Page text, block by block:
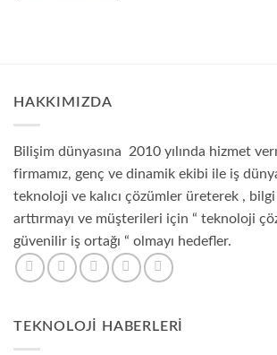
HAKKIMIZDA
Bilişim dünyasına 2010 yılında hizmet
firmamız, genç ve dinamik ekibi ile iş
teknoloji ve kalıcı çözümler üreterek ,
arttırmayı ve müşterileri için “ teknoloji
güvenilir iş ortağı “ olmayı hedefler.
TEKNOLOJI HABERLERI